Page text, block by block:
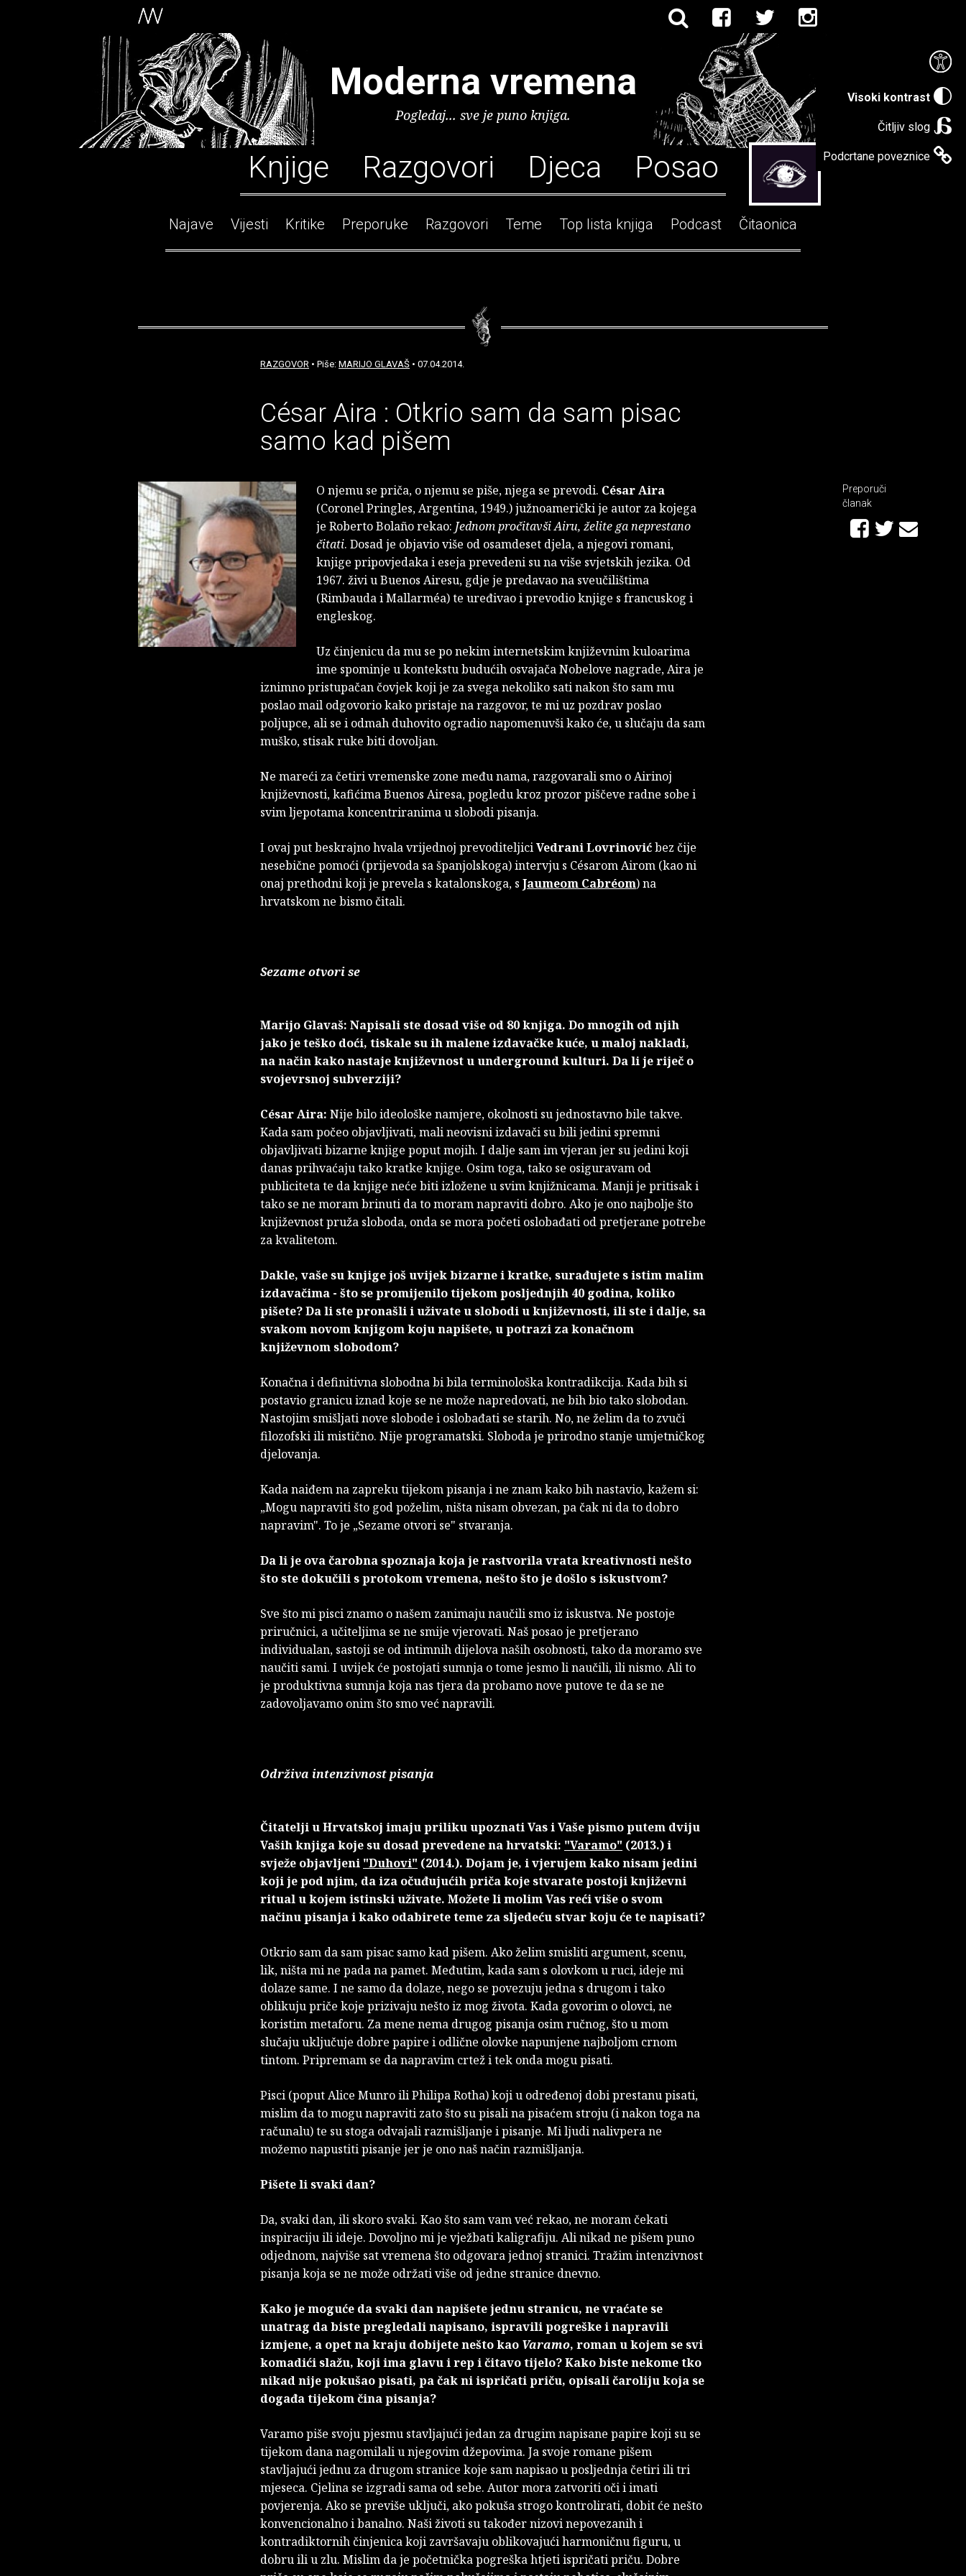
Visoki kontrast
Čitljiv slog
Podcrtane poveznice
Moderna vremena
Pogledaj... sve je puno knjiga.
Knjige Razgovori Djeca Posao
Najave Vijesti Kritike Preporuke Razgovori Teme Top lista knjiga Podcast Čitaonica
RAZGOVOR • Piše: MARIJO GLAVAŠ • 07.04.2014.
César Aira : Otkrio sam da sam pisac
samo kad pišem
O njemu se priča, o njemu se piše, njega se prevodi. César Aira
(Coronel Pringles, Argentina, 1949.) južnoamerički je autor za kojega
je Roberto Bolaño rekao: Jednom pročitavši Airu, želite ga neprestano
čitati. Dosad je objavio više od osamdeset djela, a njegovi romani,
knjige pripovjedaka i eseja prevedeni su na više svjetskih jezika. Od
1967. živi u Buenos Airesu, gdje je predavao na sveučilištima
(Rimbauda i Mallarméa) te uređivao i prevodio knjige s francuskog i
engleskog.
Uz činjenicu da mu se po nekim internetskim književnim kuloarima
ime spominje u kontekstu budućih osvajača Nobelove nagrade, Aira je
iznimno pristupačan čovjek koji je za svega nekoliko sati nakon što sam mu
poslao mail odgovorio kako pristaje na razgovor, te mi uz pozdrav poslao
poljupce, ali se i odmah duhovito ogradio napomenuvši kako će, u slučaju da sam
muško, stisak ruke biti dovoljan.
Ne mareći za četiri vremenske zone među nama, razgovarali smo o Airinoj
književnosti, kafićima Buenos Airesa, pogledu kroz prozor piščeve radne sobe i
svim ljepotama koncentriranima u slobodi pisanja.
I ovaj put beskrajno hvala vrijednoj prevoditeljiciVedrani Lovrinovićbez čije
nesebične pomoći (prijevoda sa španjolskoga) intervju s Césarom Airom (kao ni
onaj prethodni koji je prevela s katalonskoga, s Jaumeom Cabréom) na
hrvatskom ne bismo čitali.
Sezame otvori se
Marijo Glavaš: Napisali ste dosad više od 80 knjiga. Do mnogih od njih
jako je teško doći, tiskale su ih malene izdavačke kuće, u maloj nakladi,
na način kako nastaje književnost u underground kulturi. Da li je riječ o
svojevrsnoj subverziji?
César Aira: Nije bilo ideološke namjere, okolnosti su jednostavno bile takve.
Kada sam počeo objavljivati, mali neovisni izdavači su bili jedini spremni
objavljivati bizarne knjige poput mojih. I dalje sam im vjeran jer su jedini koji
danas prihvaćaju tako kratke knjige. Osim toga, tako se osiguravam od
publiciteta te da knjige neće biti izložene u svim knjižnicama. Manji je pritisak i
tako se ne moram brinuti da to moram napraviti dobro. Ako je ono najbolje što
književnost pruža sloboda, onda se mora početi oslobađati od pretjerane potrebe
za kvalitetom.
Dakle, vaše su knjige još uvijek bizarne i kratke, surađujete s istim malim
izdavačima - što se promijenilo tijekom posljednjih 40 godina, koliko
pišete? Da li ste pronašli i uživate u slobodi u književnosti, ili ste i dalje, sa
svakom novom knjigom koju napišete, u potrazi za konačnom
književnom slobodom?
Konačna i definitivna slobodna bi bila terminološka kontradikcija. Kada bih si
postavio granicu iznad koje se ne može napredovati, ne bih bio tako slobodan.
Nastojim smišljati nove slobode i oslobađati se starih. No, ne želim da to zvuči
filozofski ili mistično. Nije programatski. Sloboda je prirodno stanje umjetničkog
djelovanja.
Kada naiđem na zapreku tijekom pisanja i ne znam kako bih nastavio, kažem si:
„Mogu napraviti što god poželim, ništa nisam obvezan, pa čak ni da to dobro
napravim". To je „Sezame otvori se" stvaranja.
Da li je ova čarobna spoznaja koja je rastvorila vrata kreativnosti nešto
što ste dokučili s protokom vremena, nešto što je došlo s iskustvom?
Sve što mi pisci znamo o našem zanimaju naučili smo iz iskustva. Ne postoje
priručnici, a učiteljima se ne smije vjerovati. Naš posao je pretjerano
individualan, sastoji se od intimnih dijelova naših osobnosti, tako da moramo sve
naučiti sami. I uvijek će postojati sumnja o tome jesmo li naučili, ili nismo. Ali to
je produktivna sumnja koja nas tjera da probamo nove putove te da se ne
zadovoljavamo onim što smo već napravili.
Održiva intenzivnost pisanja
Čitatelji u Hrvatskoj imaju priliku upoznati Vas i Vaše pismo putem dviju
Vaših knjiga koje su dosad prevedene na hrvatski: "Varamo" (2013.) i
svježe objavljeni "Duhovi" (2014.). Dojam je, i vjerujem kako nisam jedini
koji je pod njim, da iza očuđujućih priča koje stvarate postoji književni
ritual u kojem istinski uživate. Možete li molim Vas reći više o svom
načinu pisanja i kako odabirete teme za sljedeću stvar koju će te napisati?
Otkrio sam da sam pisac samo kad pišem. Ako želim smisliti argument, scenu,
lik, ništa mi ne pada na pamet. Međutim, kada sam s olovkom u ruci, ideje mi
dolaze same. I ne samo da dolaze, nego se povezuju jedna s drugom i tako
oblikuju priče koje prizivaju nešto iz mog života. Kada govorim o olovci, ne
koristim metaforu. Za mene nema drugog pisanja osim ručnog, što u mom
slučaju uključuje dobre papire i odlične olovke napunjene najboljom crnom
tintom. Pripremam se da napravim crtež i tek onda mogu pisati.
Pisci (poput Alice Munro ili Philipa Rotha) koji u određenoj dobi prestanu pisati,
mislim da to mogu napraviti zato što su pisali na pisaćem stroju (i nakon toga na
računalu) te su stoga odvajali razmišljanje i pisanje. Mi ljudi nalivpera ne
možemo napustiti pisanje jer je ono naš način razmišljanja.
Pišete li svaki dan?
Da, svaki dan, ili skoro svaki. Kao što sam vam već rekao, ne moram čekati
inspiraciju ili ideje. Dovoljno mi je vježbati kaligrafiju. Ali nikad ne pišem puno
odjednom, najviše sat vremena što odgovara jednoj stranici. Tražim intenzivnost
pisanja koja se ne može održati više od jedne stranice dnevno.
Kako je moguće da svaki dan napišete jednu stranicu, ne vraćate se
unatrag da biste pregledali napisano, ispravili pogreške i napravili
izmjene, a opet na kraju dobijete nešto kao Varamo, roman u kojem se svi
komadići slažu, koji ima glavu i rep i čitavo tijelo? Kako biste nekome tko
nikad nije pokušao pisati, pa čak ni ispričati priču, opisali čaroliju koja se
događa tijekom čina pisanja?
Varamo piše svoju pjesmu stavljajući jedan za drugim napisane papire koji su se
tijekom dana nagomilali u njegovim džepovima. Ja svoje romane pišem
stavljajući jednu za drugom stranice koje sam napisao u posljednja četiri ili tri
mjeseca. Cjelina se izgradi sama od sebe. Autor mora zatvoriti oči i imati
povjerenja. Ako se previše uključi, ako pokuša strogo kontrolirati, dobit će nešto
konvencionalno i banalno. Naši životi su također nizovi nepovezanih i
kontradiktornih činjenica koji završavaju oblikovajući harmoničnu figuru, u
dobru ili u zlu. Mislim da je početnička pogreška htjeti ispričati priču. Dobre
Preporuči
članak